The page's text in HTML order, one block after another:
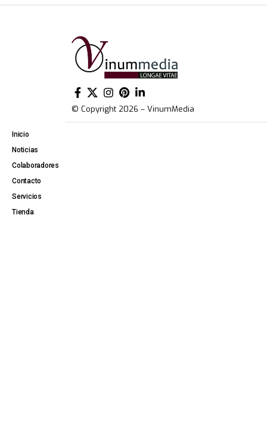
© Copyright 2026 – VinumMedia
Inicio
Noticias
Colaboradores
Contacto
Servicios
Tienda